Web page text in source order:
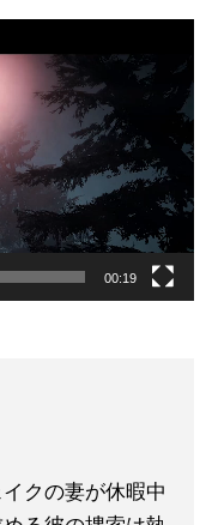
00:19
クの妻が休暇中